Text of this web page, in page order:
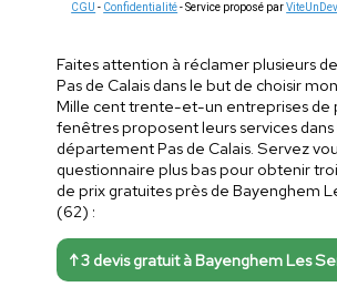
CGU - Confidentialité- Service proposé par
Faites attention à réclamer plusieurs
Pas de Calais dans le but de choisir
Mille cent trente-et-un entreprises de
fenêtres proposent leurs services dans
département Pas de Calais. Servez
questionnaire plus bas pour obtenir
de prix gratuites près de Bayenghem
(62) :
↑ 3 devis gratuit à Bayenghem Les